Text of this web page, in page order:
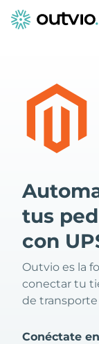
tus
con
Outvio es la
conectar tu
de transporte
Conéctate